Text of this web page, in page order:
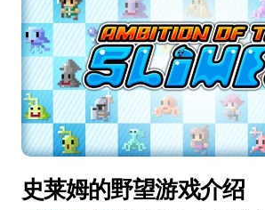
史莱姆的野望游戏介绍